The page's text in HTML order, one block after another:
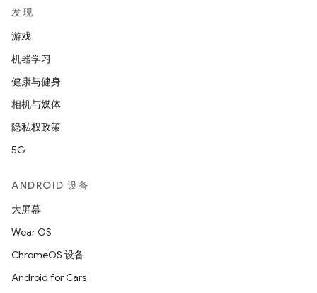
发现
游戏
机器学习
健康与健身
相机与媒体
隐私权政策
5G
ANDROID 设备
大屏幕
Wear OS
ChromeOS 设备
Android for Cars